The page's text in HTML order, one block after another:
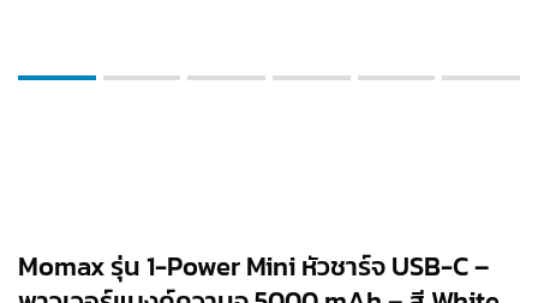
Momax รุ่น 1-Power Mini หัวชาร์จ USB-C –